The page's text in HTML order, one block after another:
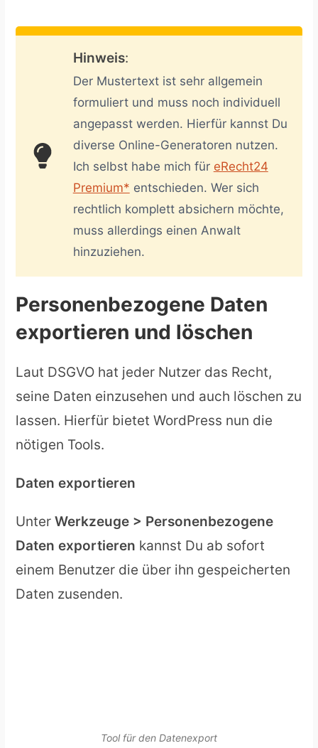
Hinweis:
Der Mustertext ist sehr allgemein
formuliert und muss noch individuell
angepasst werden. Hierfür kannst Du
diverse Online-Generatoren nutzen.
Ich selbst habe mich für eRecht24
Premium* entschieden. Wer sich
rechtlich komplett absichern möchte,
muss allerdings einen Anwalt
hinzuziehen.
Personenbezogene Daten
exportieren und löschen
Laut DSGVO hat jeder Nutzer das Recht,
seine Daten einzusehen und auch löschen zu
lassen. Hierfür bietet WordPress nun die
nötigen Tools.
Daten exportieren
Unter Werkzeuge > Personenbezogene
Daten exportieren kannst Du ab sofort
einem Benutzer die über ihn gespeicherten
Daten zusenden.
Tool für den Datenexport